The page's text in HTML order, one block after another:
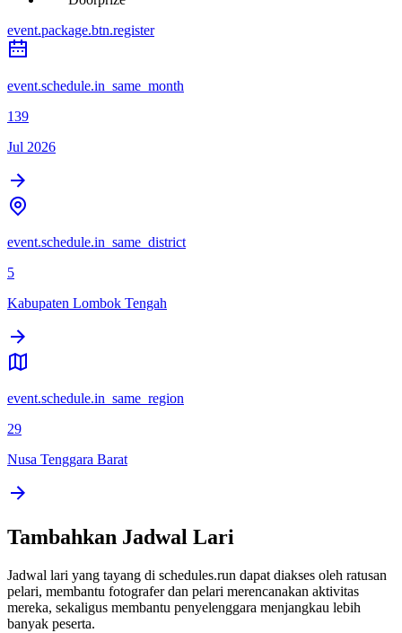
event.package.btn.register
event.schedule.in_same_month
139
Jul 2026
event.schedule.in_same_district
5
Kabupaten Lombok Tengah
event.schedule.in_same_region
29
Nusa Tenggara Barat
Tambahkan Jadwal Lari
Jadwal lari yang tayang di schedules.run dapat diakses oleh ratusan
pelari, membantu fotografer dan pelari merencanakan aktivitas
mereka, sekaligus membantu penyelenggara menjangkau lebih
banyak peserta.